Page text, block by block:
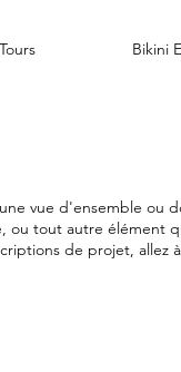
Bikini
vue d'ensemble ou
ou tout autre élément
de projet, allez